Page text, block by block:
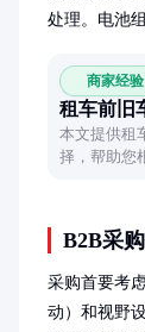
处理。电池
商家经验
租车前旧
本文提供租
择，帮助您
B2B采
采购首要考
动）和视野